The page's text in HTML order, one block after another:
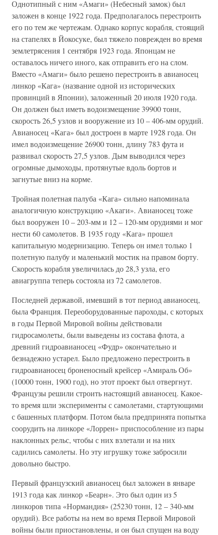
Однотипный с ним «Амаги» (Небесный замок) был
заложен в конце 1922 года. Предполагалось перестроить
его по тем же чертежам. Однако корпус корабля, стоящий
на стапелях в Йокосуке, был тяжело поврежден во время
землетрясения 1 сентября 1923 года. Японцам не
оставалось ничего иного, как отправить его на слом.
Вместо «Амаги» было решено перестроить в авианосец
линкор «Кага» (название одной из исторических
провинций в Японии), заложенный 20 июля 1920 года.
Он должен был иметь водоизмещение 39900 тонн,
скорость 26,5 узлов и вооружение из 10 – 406-мм орудий.
Авианосец «Кага» был достроен в марте 1928 года. Он
имел водоизмещение 26900 тонн, длину 783 фута и
развивал скорость 27,5 узлов. Дым выводился через
огромные дымоходы, протянутые вдоль бортов и
загнутые вниз на корме.
Тройная полетная палуба «Кага» сильно напоминала
аналогичную конструкцию «Акаги». Авианосец тоже
был вооружен 10 – 203-мм и 12 – 120-мм орудиями и мог
нести 60 самолетов. В 1935 году «Кага» прошел
капитальную модернизацию. Теперь он имел только 1
полетную палубу и маленький мостик на правом борту.
Скорость корабля увеличилась до 28,3 узла, его
авиагруппа теперь состояла из 72 самолетов.
Последней державой, имевший в тот период авианосец,
была Франция. Переоборудованные пароходы, с которых
в годы Первой Мировой войны действовали
гидросамолеты, были выведены из состава флота, а
древний гидроавианосец «Фудр» окончательно и
безнадежно устарел. Было предложено перестроить в
гидроавианосец броненосный крейсер «Амираль Об»
(10000 тонн, 1900 год), но этот проект был отвергнут.
Французы решили строить настоящий авианосец. Какое-
то время шли эксперименты с самолетами, стартующими
с башенных платформ. Потом была предпринята попытка
соорудить на линкоре «Лоррен» приспособление из пары
наклонных рельс, чтобы с них взлетали и на них
садились самолеты. Но эту игрушку тоже забросили
довольно быстро.
Первый французский авианосец был заложен в январе
1913 года как линкор «Беарн». Это был один из 5
линкоров типа «Нормандия» (25230 тонн, 12 – 340-мм
орудий). Все работы на нем во время Первой Мировой
войны были приостановлены, и он был спущен на воду